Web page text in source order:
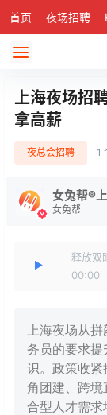
首页 夜场招聘
上海夜场招
拿高薪
夜总会招聘 1
女兔帮®
女兔帮
释放双
00:00
上海夜场从
务员的要求提
识。政策收紧
角团建、跨境
合型人才需求